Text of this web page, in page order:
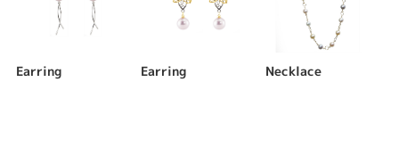
Earring Earring Necklace